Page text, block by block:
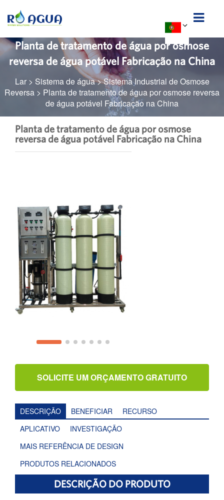
Planta de tratamento de água por osmose
reversa de água potável Fabricação na China
Lar> Sistema de água>Sistema Industrial de Osmose
Reversa > Planta de tratamento de água por osmose reversa
de água potável Fabricação na China
Planta de tratamento de água por osmose
reversa de água potável Fabricação na China
SOLICITE UM ORÇAMENTO GRATUITO
DESCRIÇÃO BENEFICIAR
RECURSO
APLICATIVO
INVESTIGAÇÃO
MAIS REFERÊNCIA DE DESIGN
PRODUTOS RELACIONADOS
DESCRIÇÃO DO PRODUTO